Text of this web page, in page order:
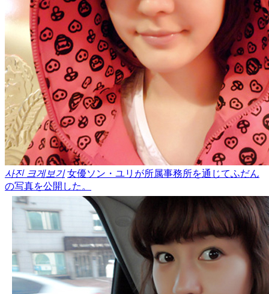
사진 크게보기 女優ソン・ユリが所属事務所を通じてふだん
の写真を公開した。